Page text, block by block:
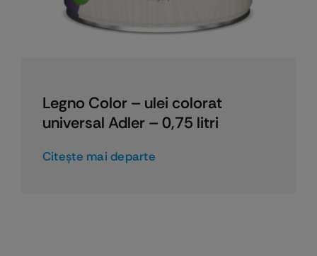
Legno Color – ulei colorat
universal Adler – 0,75 litri
Citeşte mai departe